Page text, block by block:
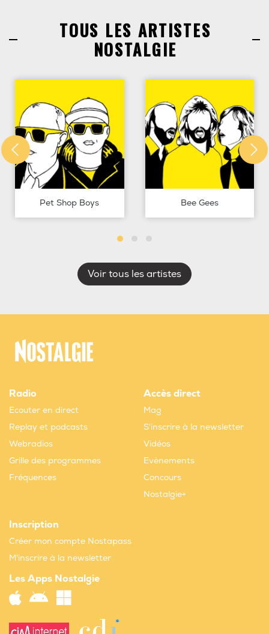
TOUS LES ARTISTES
NOSTALGIE
Pet Shop Boys Bee Gees
Voir tous les artistes
Radio
Ecouter en direct
Replay et podcasts
Webradios
Grille des programmes
Fréquences
Accès direct
Mag
S'inscrire à la newsletter
Vidéos
Evènements
Concours
Nostalgie+
Inscription
Créer mon compte Nostapass
M'inscrire à la newsletter
Les Apps Nostalgie